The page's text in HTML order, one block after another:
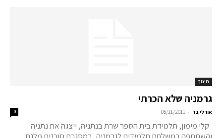
חינוך
גרמניה שלא הכרתי
אורלי בר -
05/11/2011
0
קלי מימון, תלמידת בית הספר שרת בנתניה, ייצגה את נתניה